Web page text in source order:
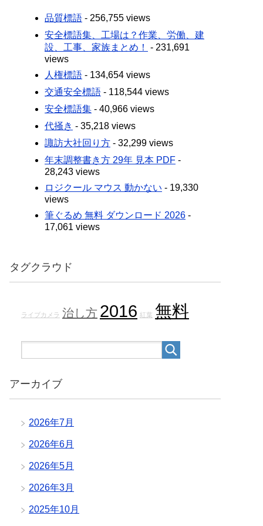
品質標語 - 256,755 views
安全標語集、工場は？作業、労働、建
設、工事、家族まとめ！
- 231,691
views
人権標語 - 134,654 views
交通安全標語 - 118,544 views
安全標語集 - 40,966 views
代掻き - 35,218 views
諏訪大社回り方 - 32,299 views
年末調整書き方 29年 見本 PDF -
28,243 views
ロジクール マウス 動かない - 19,330
views
筆ぐるめ 無料 ダウンロード 2026 -
17,061 views
タグクラウド
ライブカメラ 治し方 2016 紅葉 無料
アーカイブ
2026年7月
2026年6月
2026年5月
2026年3月
2025年10月